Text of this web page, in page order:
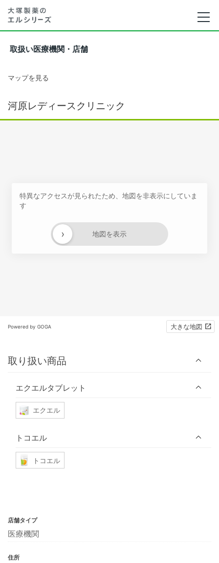
取扱い医療機関・店舗
マップを見る
河原レディースクリニック
特異なアクセスが見られたため、地図を非表示にしていま
す
地図を表示
›
Powered by GOGA 大きな地図
取り扱い商品
エクエルタブレット
エクエル
トコエル
トコエル
店舗タイプ
医療機関
住所